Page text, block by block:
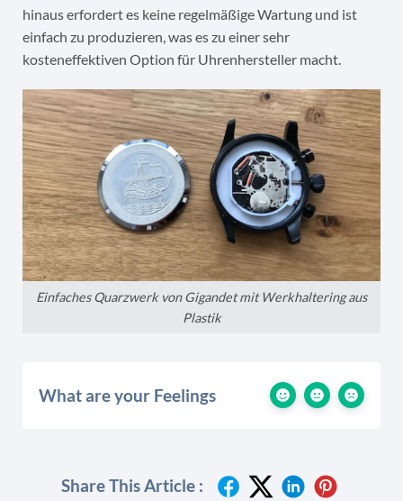
hinaus erfordert es keine regelmäßige Wartung und ist
einfach zu produzieren, was es zu einer sehr
kosteneffektiven Option für Uhrenhersteller macht.
Einfaches Quarzwerk von Gigandet mit Werkhaltering aus
Plastik
What are your Feelings
Share This Article :